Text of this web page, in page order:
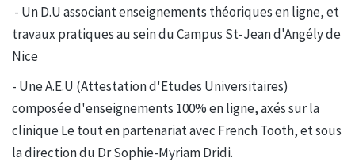
- Un D.U associant enseignements théoriques en ligne, et
travaux pratiques au sein du Campus St-Jean d'Angély de
Nice
- Une A.E.U (Attestation d'Etudes Universitaires)
composée d'enseignements 100% en ligne, axés sur la
clinique Le tout en partenariat avec French Tooth, et sous
la direction du Dr Sophie-Myriam Dridi.